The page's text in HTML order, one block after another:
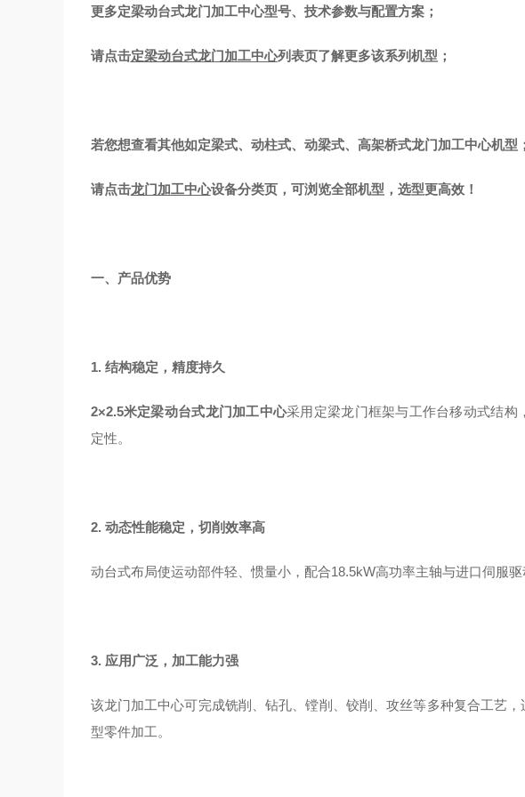
更多定梁动台式龙门加工中心型号、技术参数与配置方案；
请点击定梁动台式龙门加工中心列表页了解更多该系列机型；
若您想查看其他如定梁式、动柱式、动梁式、高架桥式龙门加工中心机型
请点击龙门加工中心设备分类页，可浏览全部机型，选型更高效！
一、产品优势
1. 结构稳定，精度持久
2×2.5米定梁动台式龙门加工中心采用定梁龙门框架与工作台移动式结
定性。
2. 动态性能稳定，切削效率高
动台式布局使运动部件轻、惯量小，配合18.5kW高功率主轴与进口伺服
3. 应用广泛，加工能力强
该龙门加工中心可完成铣削、钻孔、镗削、铰削、攻丝等多种复合工艺
型零件加工。